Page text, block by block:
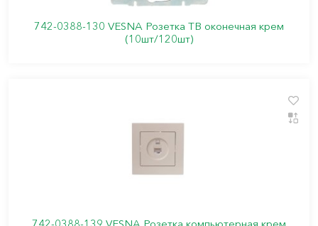
742-0388-130 VESNA Розетка ТВ оконечная крем
(10шт/120шт)